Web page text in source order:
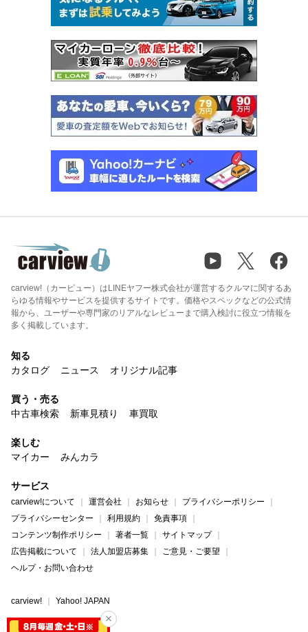
carview!（カービュー）はLINEヤフー株式会社が運営するクルマに関するあ
らゆる情報やサービスを提供するサイトです。価格やスペックなどの公式情
報から、ユーザーや専門家のリアルなレビューまで購入検討に役立つ情報を
多く掲載しています。
知る
カタログ
ニュース オリジナル記事
買う・売る
中古車検索
新車見積り 車買取
楽しむ
マイカー
みんカラ
サービス
carview!について 運営会社 お知らせ
プライバシーポリシー
プライバシーセンター
利用規約
免責事項
コンテンツ制作ポリシー
著者一覧
サイトマップ
広告掲載について
法人加盟店募集
ご意見・ご要望
ヘルプ・お問い合わせ
carview! Yahoo! JAPAN